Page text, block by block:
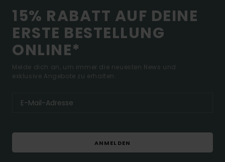
15% RABATT AUF DEINE
ERSTE BESTELLUNG
ONLINE*
Melde dich an, um immer die neuesten News und
exklusive Angebote zu erhalten.
ANMELDEN